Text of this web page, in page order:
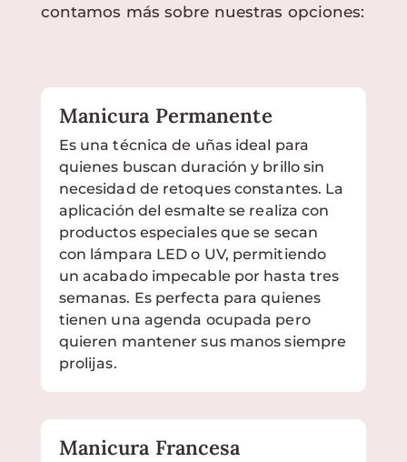
contamos más sobre nuestras opciones:
Manicura Permanente
Es una técnica de uñas ideal para
quienes buscan duración y brillo sin
necesidad de retoques constantes. La
aplicación del esmalte se realiza con
productos especiales que se secan
con lámpara LED o UV, permitiendo
un acabado impecable por hasta tres
semanas. Es perfecta para quienes
tienen una agenda ocupada pero
quieren mantener sus manos siempre
prolijas.
Manicura Francesa